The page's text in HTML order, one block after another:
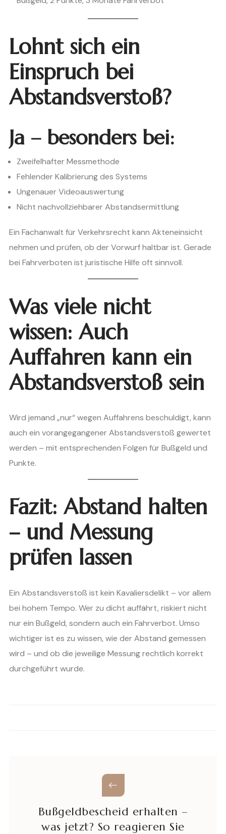
Lohnt sich ein
Einspruch bei
Abstandsverstoß?
Ja – besonders bei:
Zweifelhafter Messmethode
Fehlender Kalibrierung des Systems
Ungenauer Videoauswertung
Nicht nachvollziehbarer Abstandsermittlung
Ein Fachanwalt für Verkehrsrecht kann Akteneinsicht
nehmen und prüfen, ob der Vorwurf haltbar ist. Gerade
bei Fahrverboten ist juristische Hilfe oft sinnvoll.
Was viele nicht
wissen: Auch
Auffahren kann ein
Abstandsverstoß sein
Wird jemand „nur“ wegen Auffahrens beschuldigt, kann
auch ein vorangegangener Abstandsverstoß gewertet
werden – mit entsprechenden Folgen für Bußgeld und
Punkte.
Fazit: Abstand halten
– und Messung
prüfen lassen
Ein Abstandsverstoß ist kein Kavaliersdelikt – vor allem
bei hohem Tempo. Wer zu dicht auffährt, riskiert nicht
nur ein Bußgeld, sondern auch ein Fahrverbot. Umso
wichtiger ist es zu wissen, wie der Abstand gemessen
wird – und ob die jeweilige Messung rechtlich korrekt
durchgeführt wurde.
Bußgeldbescheid erhalten –
was jetzt? So reagieren Sie